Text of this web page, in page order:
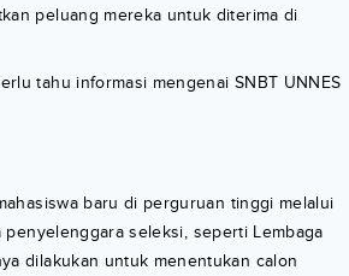
peluang mereka untuk diterima di
tahu informasi mengenai SNBT UNNES
baru di perguruan tinggi melalui
seleksi, seperti Lembaga
dilakukan untuk menentukan calon